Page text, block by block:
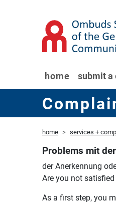
home submit a
home services +
Problems mit
der Anerkennung
Are you not
As a first step, you